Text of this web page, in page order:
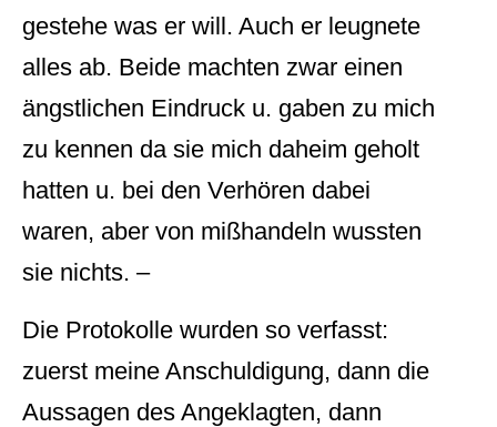
gestehe was er will. Auch er leugnete
alles ab. Beide machten zwar einen
ängstlichen Eindruck u. gaben zu mich
zu kennen da sie mich daheim geholt
hatten u. bei den Verhören dabei
waren, aber von mißhandeln wussten
sie nichts. –
Die Protokolle wurden so verfasst:
zuerst meine Anschuldigung, dann die
Aussagen des Angeklagten, dann